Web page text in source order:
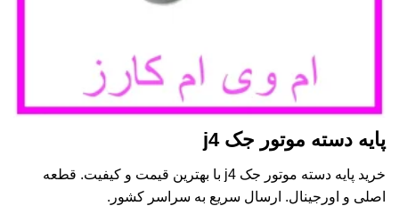
پایه دسته موتور جک j4
خرید پایه دسته موتور جک j4 با بهترین قیمت و کیفیت. قطعه
اصلی و اورجینال. ارسال سریع به سراسر کشور.